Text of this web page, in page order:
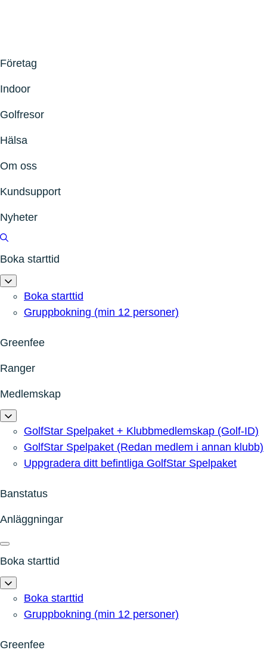
Företag
Indoor
Golfresor
Hälsa
Om oss
Kundsupport
Nyheter
Boka starttid
Boka starttid
Gruppbokning (min 12 personer)
Greenfee
Ranger
Medlemskap
GolfStar Spelpaket + Klubbmedlemskap (Golf-ID)
GolfStar Spelpaket (Redan medlem i annan klubb)
Uppgradera ditt befintliga GolfStar Spelpaket
Banstatus
Anläggningar
Boka starttid
Boka starttid
Gruppbokning (min 12 personer)
Greenfee